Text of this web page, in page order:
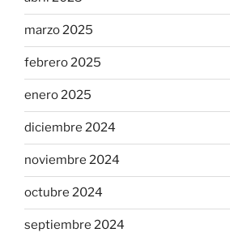
marzo 2025
febrero 2025
enero 2025
diciembre 2024
noviembre 2024
octubre 2024
septiembre 2024